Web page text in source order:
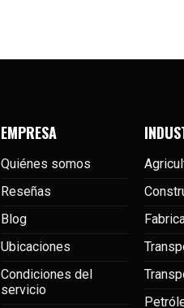
EMPRESA
Quiénes somos
Reseñas
Blog
Ubicaciones
Condiciones del
servicio